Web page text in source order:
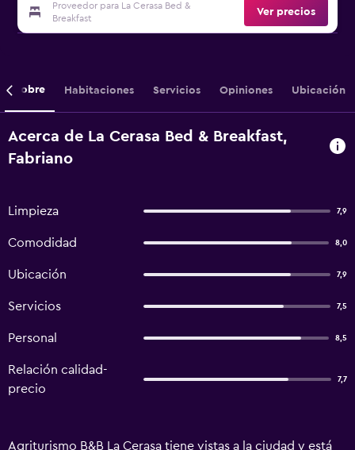
Proveedor para La Cerasa Bed &
Breakfast
Ver precios
Sobre Habitaciones Servicios Opiniones Ubicación
Acerca de La Cerasa Bed & Breakfast,
Fabriano
Limpieza 7,9
Comodidad 8,0
Ubicación 7,9
Servicios 7,5
Personal 8,5
Relación calidad-
precio
7,7
Agriturismo B&B La Cerasa tiene vistas a la ciudad y está